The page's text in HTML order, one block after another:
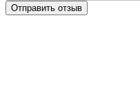
Отправить отзыв